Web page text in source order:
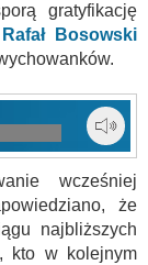
gratyfikację
Rafał Bosowski
wcześniej
że
najbliższych
kto w kolejnym